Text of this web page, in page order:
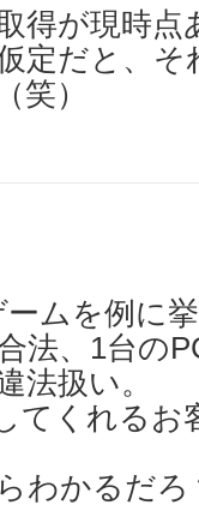
得が現時点
定だと、
笑）
ムを例に
法、1台の
法扱い。
てくれるお
わかるだろ